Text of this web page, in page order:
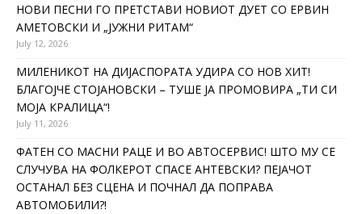
НОВИ ПЕСНИ ГО ПРЕТСТАВИ НОВИОТ ДУЕТ СО ЕРВИН
АМЕТОВСКИ И „ЈУЖНИ РИТАМ“
July 12, 2026
МИЛЕНИКОТ НА ДИЈАСПОРАТА УДИРА СО НОВ ХИТ!
БЛАГОЈЧЕ СТОЈАНОВСКИ – ТУШЕ ЈА ПРОМОВИРА „ТИ СИ
МОЈА КРАЛИЦА“!
July 11, 2026
ФАТЕН СО МАСНИ РАЦЕ И ВО АВТОСЕРВИС! ШТО МУ СЕ
СЛУЧУВА НА ФОЛКЕРОТ СПАСЕ АНТЕВСКИ? ПЕЈАЧОТ
ОСТАНАЛ БЕЗ СЦЕНА И ПОЧНАЛ ДА ПОПРАВА
АВТОМОБИЛИ?!